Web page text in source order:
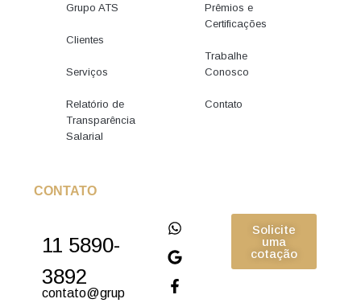
Grupo ATS
Clientes
Serviços
Relatório de
Transparência
Salarial
Prêmios e
Certificações
Trabalhe
Conosco
Contato
CONTATO
11 5890-
3892
contato@grup
Solicite
uma
cotação